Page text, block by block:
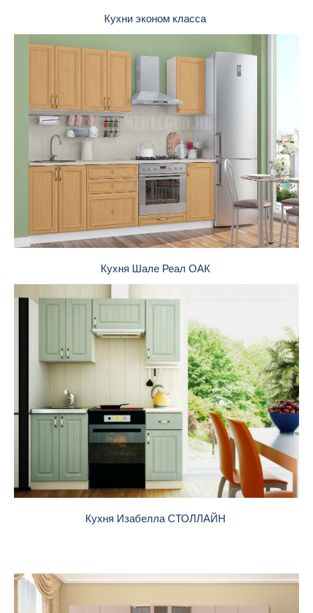
Кухни эконом класса
Кухня Шале Реал ОАК
Кухня Изабелла СТОЛЛАЙН